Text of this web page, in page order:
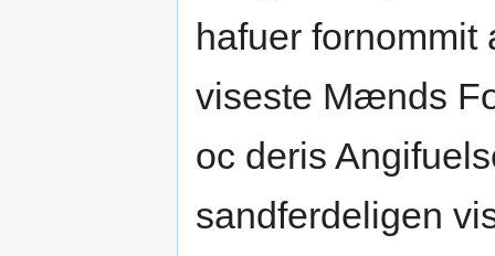
hafuer fornommit
viseste Mænds
oc deris
sandferdeligen